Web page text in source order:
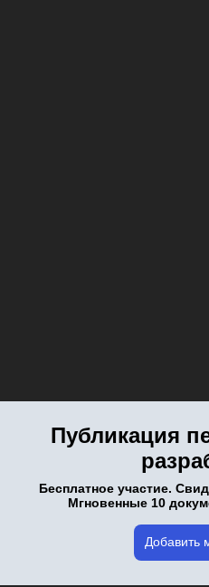
Публикация
Бесплатное участие.
Мгновенные 10
Добавить